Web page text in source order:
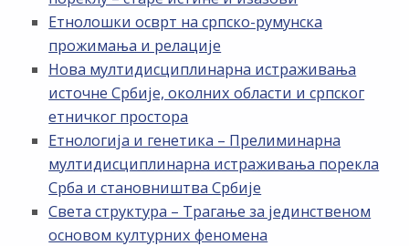
Етнолошки осврт на српско-румунска
прожимања и релације
Нова мултидисциплинарна истраживања
источне Србије, околних области и српског
етничког простора
Етнологија и генетика – Прелиминарна
мултидисциплинарна истраживања порекла
Срба и становништва Србије
Света структура – Трагање за јединственом
основом културних феномена